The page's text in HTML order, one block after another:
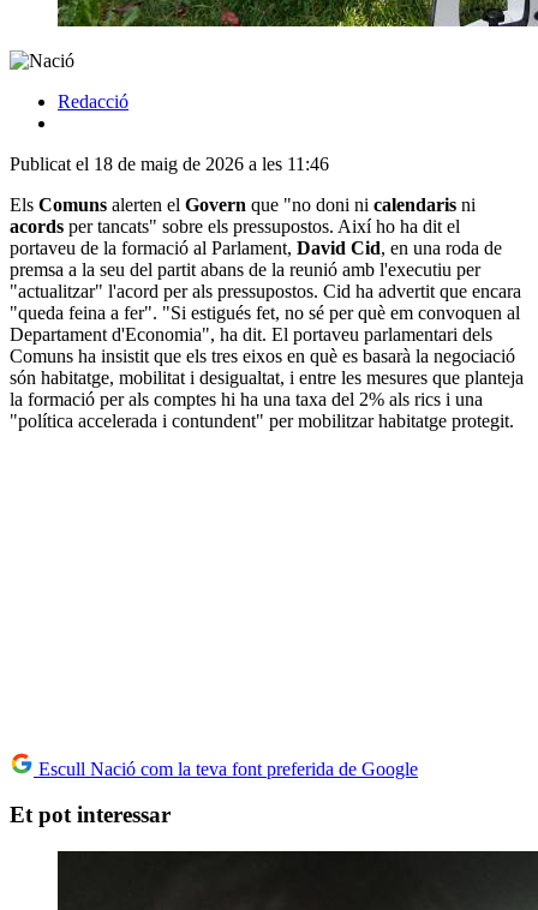
Redacció
Publicat el 18 de maig de 2026 a les 11:46
Els Comuns alerten el Govern que "no doni ni calendaris ni
acords per tancats" sobre els pressupostos. Així ho ha dit el
portaveu de la formació al Parlament, David Cid, en una roda de
premsa a la seu del partit abans de la reunió amb l'executiu per
"actualitzar" l'acord per als pressupostos. Cid ha advertit que encara
"queda feina a fer". "Si estigués fet, no sé per què em convoquen al
Departament d'Economia", ha dit. El portaveu parlamentari dels
Comuns ha insistit que els tres eixos en què es basarà la negociació
són habitatge, mobilitat i desigualtat, i entre les mesures que planteja
la formació per als comptes hi ha una taxa del 2% als rics i una
"política accelerada i contundent" per mobilitzar habitatge protegit.
Escull Nació com la teva font preferida de Google
Et pot interessar